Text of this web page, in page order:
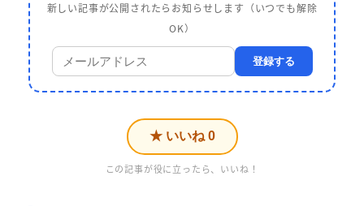
新しい記事が公開されたらお知らせします（いつでも解除
OK）
登録する
★ いいね0
この記事が役に立ったら、いいね！